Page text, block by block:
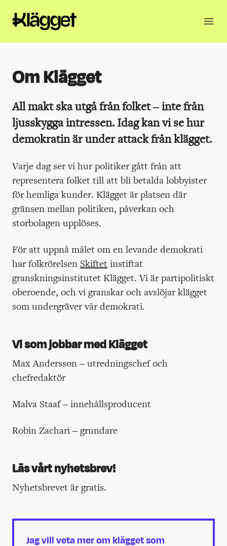
Om Klägget
All makt ska utgå från folket – inte från
ljusskygga intressen. Idag kan vi se hur
demokratin är under attack från klägget.
Varje dag ser vi hur politiker gått från att
representera folket till att bli betalda lobbyister
för hemliga kunder. Klägget är platsen där
gränsen mellan politiken, påverkan och
storbolagen upplöses.
För att uppnå målet om en levande demokrati
har folkrörelsen Skiftet instiftat
granskningsinstitutet Klägget. Vi är partipolitiskt
oberoende, och vi granskar och avslöjar klägget
som undergräver vår demokrati.
Vi som jobbar med Klägget
Max Andersson – utredningschef och
chefredaktör
Malva Staaf – innehållsproducent
Robin Zachari – grundare
Läs vårt nyhetsbrev!
Nyhetsbrevet är gratis.
Jag vill veta mer om klägget som